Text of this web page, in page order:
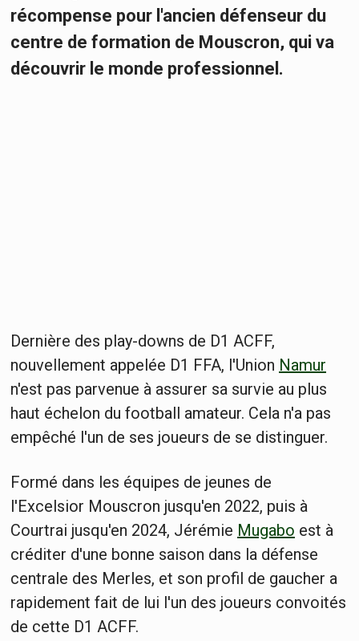
récompense pour l'ancien défenseur du
centre de formation de Mouscron, qui va
découvrir le monde professionnel.
Dernière des play-downs de D1 ACFF,
nouvellement appelée D1 FFA, l'Union Namur
n'est pas parvenue à assurer sa survie au plus
haut échelon du football amateur. Cela n'a pas
empêché l'un de ses joueurs de se distinguer.
Formé dans les équipes de jeunes de
l'Excelsior Mouscron jusqu'en 2022, puis à
Courtrai jusqu'en 2024, Jérémie Mugabo est à
créditer d'une bonne saison dans la défense
centrale des Merles, et son profil de gaucher a
rapidement fait de lui l'un des joueurs convoités
de cette D1 ACFF.